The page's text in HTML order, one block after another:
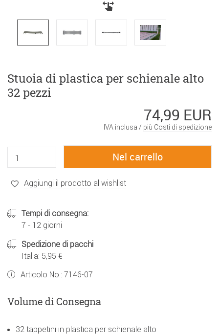
Stuoia di plastica per schienale alto
32 pezzi
74,99 EUR
IVA inclusa / più Costi di spedizione
Aggiungi il prodotto al wishlist
Tempi di consegna:
7 - 12 giorni
Spedizione di pacchi
Italia: 5,95 €
Articolo No.: 7146-07
Volume di Consegna
32 tappetini in plastica per schienale alto